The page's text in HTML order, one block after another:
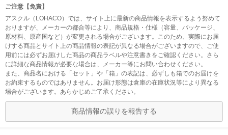
ご注意【免責】
アスクル（LOHACO）では、サイト上に最新の商品情報を表示するよう努めて
おりますが、メーカーの都合等により、商品規格・仕様（容量、パッケージ、
原材料、原産国など）が変更される場合がございます。このため、実際にお届
けする商品とサイト上の商品情報の表記が異なる場合がございますので、ご使
用前には必ずお届けした商品の商品ラベルや注意書きをご確認ください。さら
に詳細な商品情報が必要な場合は、メーカー等にお問い合わせください。
また、商品名における「セット」や「箱」の表記は、必ずしも箱でのお届けを
お約束するものではありません。お届け形態は倉庫の在庫状況等により異なる
場合がございます。あらかじめご了承ください。
商品情報の誤りを報告する